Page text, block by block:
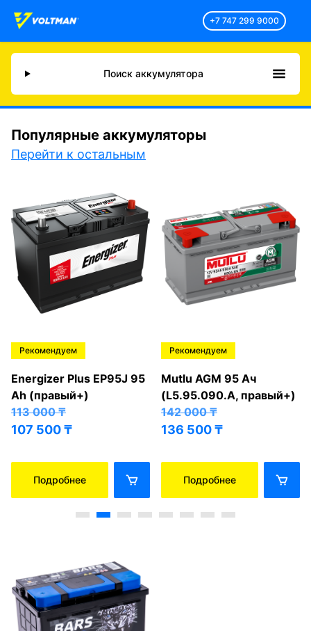
+7 747 299 9000
Поиск аккумулятора
Популярные аккумуляторы
Перейти к остальным
Рекомендуем
Energizer Plus EP95J 95
Ah (правый+)
113 000₸
107 500₸
Подробнее
Рекомендуем
Mutlu AGM 95 Ач
(L5.95.090.A, правый+)
142 000₸
136 500₸
Подробнее